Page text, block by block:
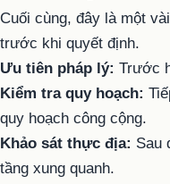
Cuối cùng, đây là một
trước khi quyết định.
Ưu tiên pháp lý: Trước
Kiểm tra quy hoạch:
quy hoạch công cộng.
Khảo sát thực địa: Sau
tầng xung quanh.